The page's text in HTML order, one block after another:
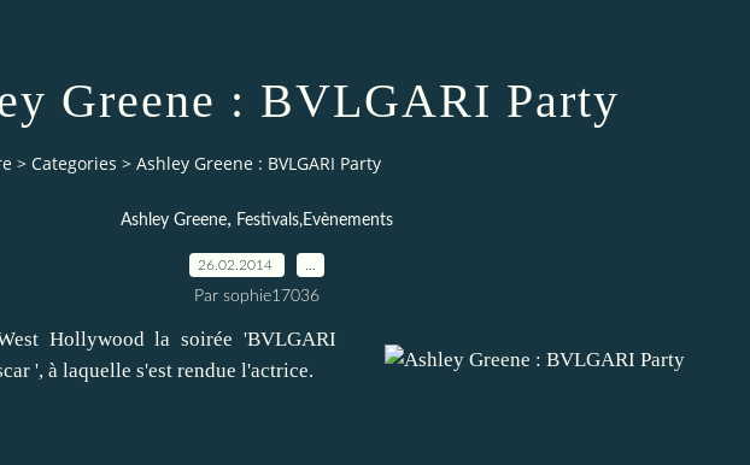
Greene : BVLGARI Party
> Categories > Ashley Greene : BVLGARI Party
Ashley Greene, Festivals,Evènements
26.02.2014
Par sophie17036
Hollywood la soirée 'BVLGARI
', à laquelle s'est rendue l'actrice.